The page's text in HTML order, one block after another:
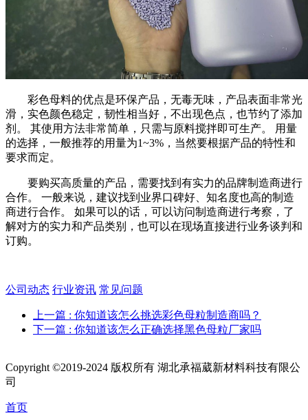
彩色母料的优点是环保产品，无毒无味，产品表面非常光
滑，实色颜色稳定，韧性相当好，不出现色点，也节约了添加
剂。 其使用方法非常简单，只需与原料搅拌即可生产。 用量
的选择，一般推荐的用量为1~3%，当然要根据产品的特性和
要求而定。
要购买高质量的产品，需要找到有实力的品牌制造商进行
合作。 一般来说，建议找到业界口碑好、知名度也高的制造
商进行合作。 如果可以的话，可以访问制造商进行考察，了
解对方的实力和产品类别，也可以在现场直接进行业务谈判和
订购。
公司动态 行业资讯 常见问题
上一篇 : 你知道该怎么挑选彩色母粒制造商吗？
下一篇 : 你知道该怎么正确选择黑色母粒厂家吗
Copyright ©2019-2024 版权所有 湖北承福葳新材料科技有限公
司
首页